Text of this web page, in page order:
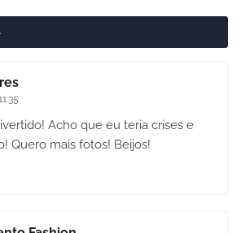
Acho que eu teria crises e
Quero mais fotos! Beijos!